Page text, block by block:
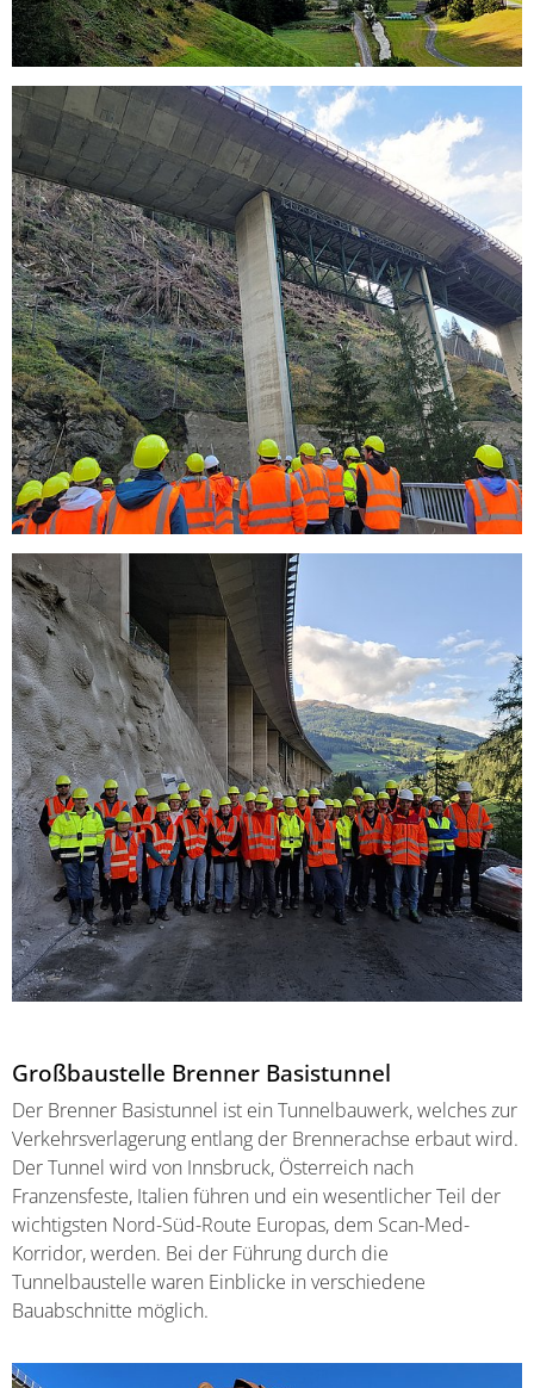
Großbaustelle Brenner Basistunnel
Der Brenner Basistunnel ist ein Tunnelbauwerk, welches zur
Verkehrsverlagerung entlang der Brennerachse erbaut wird.
Der Tunnel wird von Innsbruck, Österreich nach
Franzensfeste, Italien führen und ein wesentlicher Teil der
wichtigsten Nord-Süd-Route Europas, dem Scan-Med-
Korridor, werden. Bei der Führung durch die
Tunnelbaustelle waren Einblicke in verschiedene
Bauabschnitte möglich.